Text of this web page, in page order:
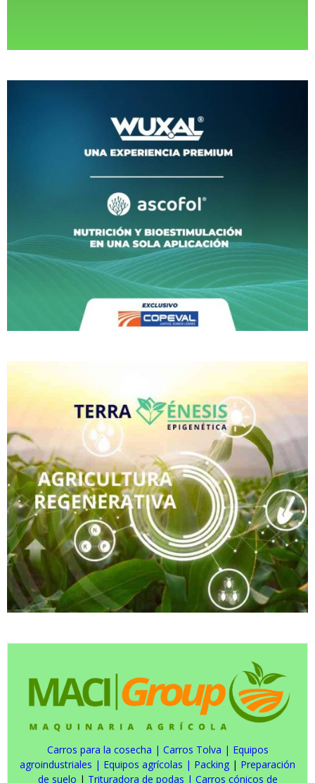
Carros para la cosecha | Carros Tolva | Equipos
agroindustriales | Equipos agrícolas | Packing | Preparación
de suelo | Trituradora de podas | Carros cónicos de